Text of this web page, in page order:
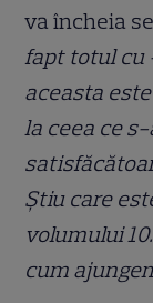
va încheia
fapt totul cu
aceasta
la ceea ce
Știu care
volumului
cum